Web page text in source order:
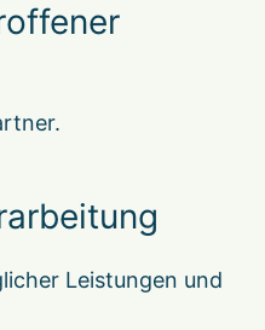
Leistungen und